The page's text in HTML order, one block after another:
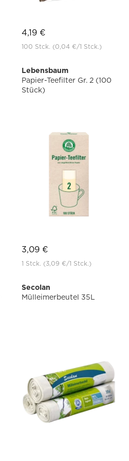
4,19 €
100 Stck. (0,04 €/1 Stck.)
Lebensbaum
Papier-Teefilter Gr. 2 (100
Stück)
3,09 €
1 Stck. (3,09 €/1 Stck.)
Secolan
Mülleimerbeutel 35L